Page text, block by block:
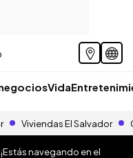
Vida
Viviendas El Salvador
¡Estás navegando en el